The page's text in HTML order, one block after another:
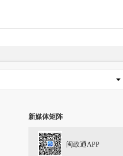
新媒体矩阵
闽政通APP